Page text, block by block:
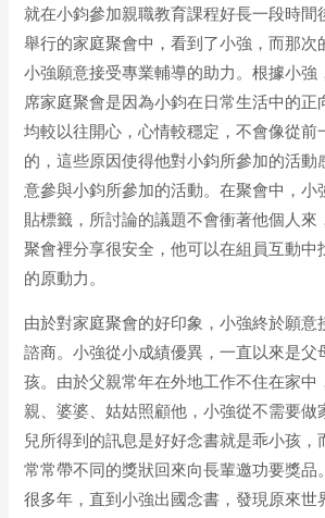
就在小鈞參加親職教育課程好長一段時間
舉行的家庭聚會中，看到了小強，而那次
小強願意接受專業輔導的助力。根據小強
席家庭聚會是因為小鈞在日常生活中的正
均較以往開心，心情較穩定，不會像從前
的，這些原因使得他對小鈞所參加的活動
意參與小鈞所參加的活動。在聚會中，小
貼標籤，所討論的議題不會衝著他個人來
聚會裡分享很安全，他可以在組員互動中
的原動力。
由於對家庭聚會的好印象，小強終於願意
諮商。小強從小成績優異，一直以來是父
孩。由於父親常年在外地工作不住在家中
親、婆婆、姑姑照顧他，小強從不需要做
兒所得到的訊息是好好念書就是乖小孩，
常常帶不同的獎狀回來向長輩邀功要獎品
很多年，直到小強出國念書，發現原來世